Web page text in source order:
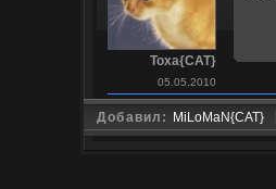
Toxa{CAT}
05.05.2010
Добавил: MiLoMaN{CAT}